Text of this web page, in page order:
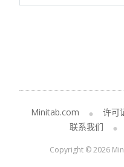
Minitab.com 许可
联系我们
Copyright © 2026